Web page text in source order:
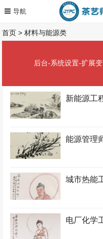
首页 >材料与能源类
后台-系统设置-扩展
新能源工
能源管理
城市热能
电厂化学